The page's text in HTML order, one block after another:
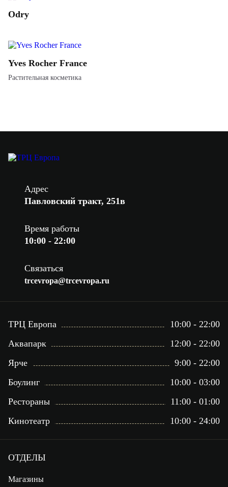
Odry
Yves Rocher France
Растительная косметика
Адрес
Павловский тракт, 251в
Время работы
10:00 - 22:00
Связаться
trcevropa@trcevropa.ru
ТРЦ Европа
10:00 - 22:00
Аквапарк
12:00 - 22:00
Ярче
9:00 - 22:00
Боулинг
10:00 - 03:00
Рестораны
11:00 - 01:00
Кинотеатр
10:00 - 24:00
ОТДЕЛЫ
Магазины